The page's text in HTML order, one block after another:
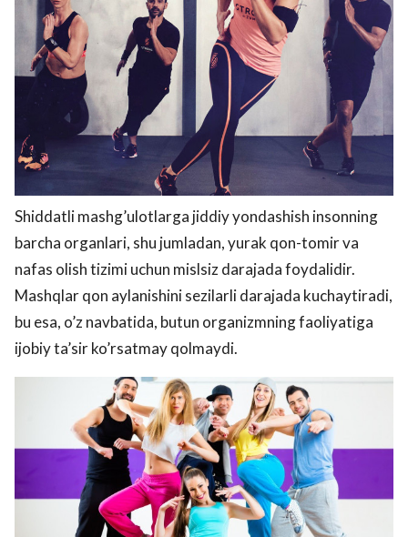
Shiddatli mashg’ulotlarga jiddiy yondashish insonning
barcha organlari, shu jumladan, yurak qon-tomir va
nafas olish tizimi uchun mislsiz darajada foydalidir.
Mashqlar qon aylanishini sezilarli darajada kuchaytiradi,
bu esa, o’z navbatida, butun organizmning faoliyatiga
ijobiy ta’sir ko’rsatmay qolmaydi.